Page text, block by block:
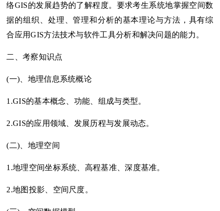
络GIS的发展趋势的了解程度。要求考生系统地掌握空间数
据的组织、处理、管理和分析的基本理论与方法，具有综
合应用GIS方法技术与软件工具分析和解决问题的能力。
二、考察知识点
(一)、地理信息系统概论
1.GIS的基本概念、功能、组成与类型。
2.GIS的应用领域、发展历程与发展动态。
(二)、地理空间
1.地理空间坐标系统、高程基准、深度基准。
2.地图投影、空间尺度。